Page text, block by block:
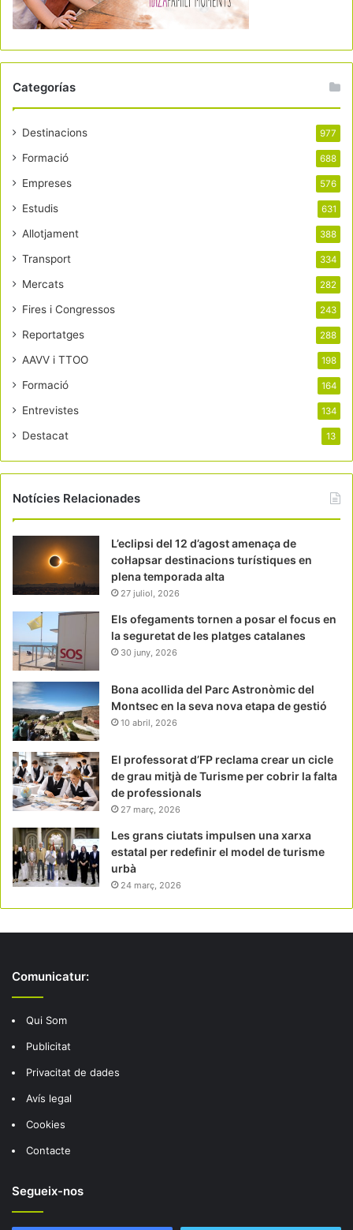
Categorías
Destinacions 977
Formació 688
Empreses 576
Estudis 631
Allotjament 388
Transport 334
Mercats 282
Fires i Congressos 243
Reportatges 288
AAVV i TTOO 198
Formació 164
Entrevistes 134
Destacat 13
Notícies Relacionades
L’eclipsi del 12 d’agost amenaça de
col·lapsar destinacions turístiques en
plena temporada alta
27 juliol, 2026
Els ofegaments tornen a posar el focus en
la seguretat de les platges catalanes
30 juny, 2026
Bona acollida del Parc Astronòmic del
Montsec en la seva nova etapa de gestió
10 abril, 2026
El professorat d’FP reclama crear un cicle
de grau mitjà de Turisme per cobrir la falta
de professionals
27 març, 2026
Les grans ciutats impulsen una xarxa
estatal per redefinir el model de turisme
urbà
24 març, 2026
Comunicatur:
Qui Som
Publicitat
Privacitat de dades
Avís legal
Cookies
Contacte
Segueix-nos